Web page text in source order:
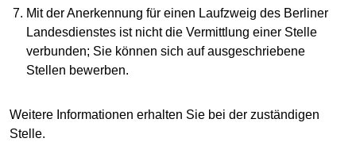
Mit der Anerkennung für einen Laufzweig des Berliner
Landesdienstes ist nicht die Vermittlung einer Stelle
verbunden; Sie können sich auf ausgeschriebene
Stellen bewerben.
Weitere Informationen erhalten Sie bei der zuständigen
Stelle.